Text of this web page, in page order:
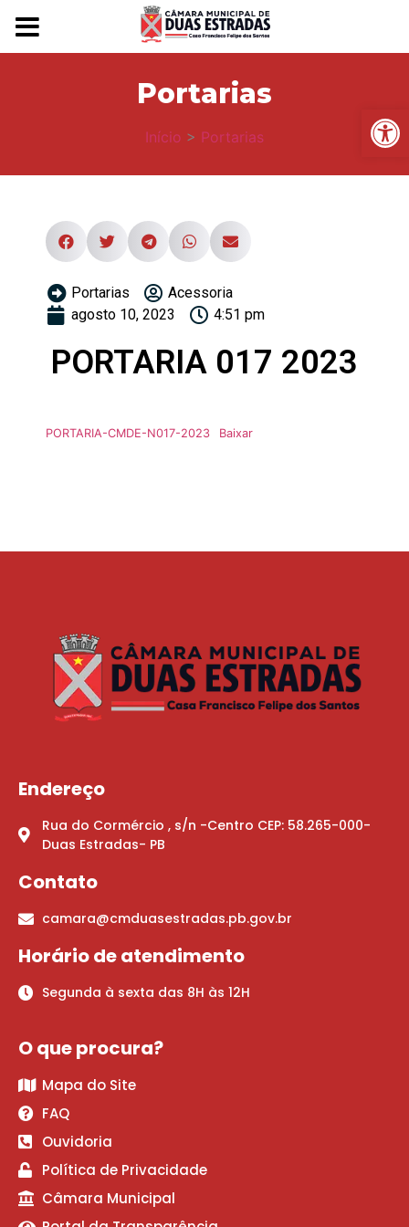
Portarias
Início > Portarias
Portarias
Acessoria
agosto 10, 2023
4:51 pm
PORTARIA 017 2023
PORTARIA-CMDE-N017-2023 Baixar
Endereço
Rua do Cormércio , s/n -Centro CEP: 58.265-000-
Duas Estradas- PB
Contato
camara@cmduasestradas.pb.gov.br
Horário de atendimento
Segunda à sexta das 8H às 12H
O que procura?
Mapa do Site
FAQ
Ouvidoria
Política de Privacidade
Câmara Municipal